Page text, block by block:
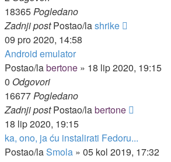
18365Pogledano
Zadnji postPostao/lashrike
09 pro 2020, 14:58
Android emulator
Postao/labertone » 18 lip 2020, 19:15
0 Odgovori
16677Pogledano
Zadnji postPostao/labertone
18 lip 2020, 19:15
ka, ono, ja ću instalirati Fedoru...
Postao/laSmola » 05 kol 2019, 17:32